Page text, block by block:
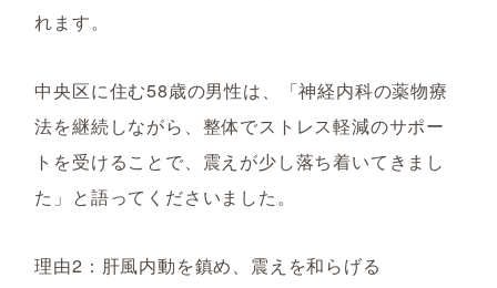
れます。
中央区に住む58歳の男性は、「神経内科の薬物療
法を継続しながら、整体でストレス軽減のサポー
トを受けることで、震えが少し落ち着いてきまし
た」と語ってくださいました。
理由2：肝風内動を鎮め、震えを和らげる